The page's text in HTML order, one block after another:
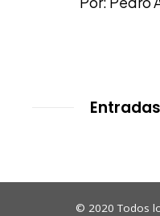
© 2020 Todos